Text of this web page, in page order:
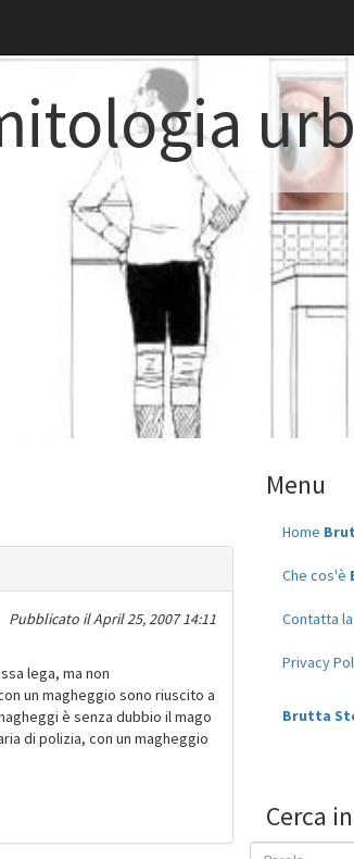
Pubblicato ilApril 25, 2007 14:11
lega, ma non
un magheggio sono riuscito a
è senza dubbio il mago
di polizia, con un magheggio
Menu
Home
Che cos'è
Contatta la
Privacy
Brutta
Cerca